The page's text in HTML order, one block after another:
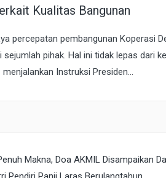
Kualitas Bangunan
percepatan pembangunan Koperasi
sejumlah pihak. Hal ini tidak lepas dari
menjalankan Instruksi Presiden...